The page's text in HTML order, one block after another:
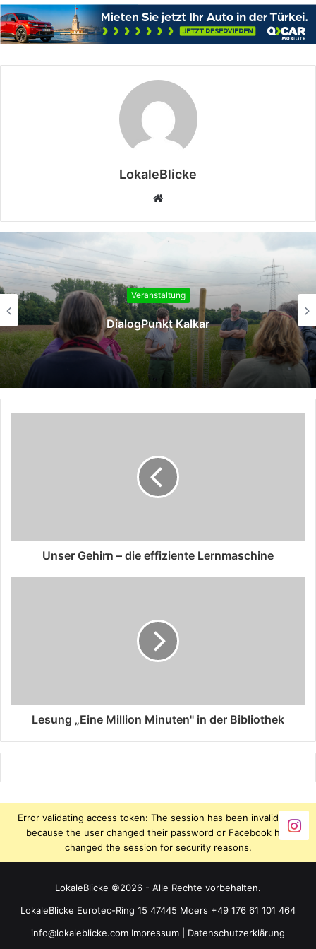
LokaleBlicke
Webseite
Veranstaltung
DialogPunkt Kalkar
Unser Gehirn – die effiziente Lernmaschine
Lesung „Eine Million Minuten" in der Bibliothek
Error validating access token: The session has been invalidated
because the user changed their password or Facebook has
changed the session for security reasons.
LokaleBlicke ©2026 - Alle Rechte vorbehalten.
LokaleBlicke Eurotec-Ring 15 47445 Moers +49 176 61 101 464
info@lokaleblicke.com Impressum Datenschutzerklärung